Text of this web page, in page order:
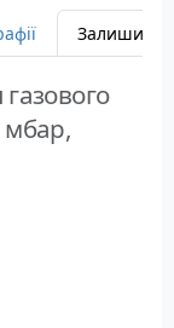
Залишити
газового
мбар,